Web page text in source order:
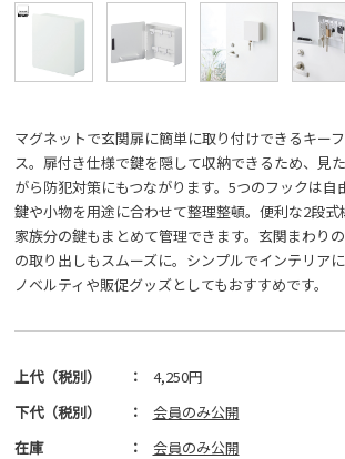
マグネットで玄関扉に簡単に取り付けできるキー
ス。扉付き仕様で鍵を隠して収納できるため、見
がら防犯対策にもつながります。5つのフックは自
鍵や小物を用途に合わせて整理整頓。便利な2段式
家族分の鍵もまとめて管理できます。玄関まわり
の取り出しもスムーズに。シンプルでインテリアに
ノベルティや販促グッズとしてもおすすめです。
上代（税別） ：
4,250円
下代（税別）
：
会員のみ公開
在庫
：
会員のみ公開